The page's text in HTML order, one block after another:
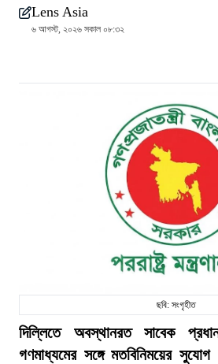
Lens Asia
৬ আগস্ট, ২০২৬ সকাল ০৮:৩২
ছবি: সংগৃহীত
দিল্লিতে অবস্থানরত সাবেক
গণমাধ্যমের সঙ্গে মতবিনিময়ের